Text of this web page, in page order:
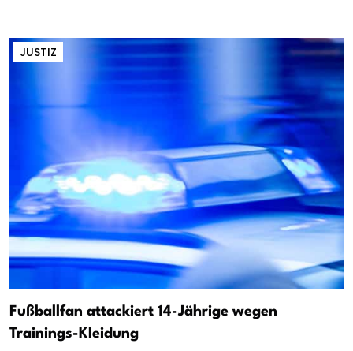
JUSTIZ
Fußballfan attackiert 14-Jährige wegen
Trainings-Kleidung